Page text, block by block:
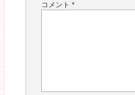
コメント *